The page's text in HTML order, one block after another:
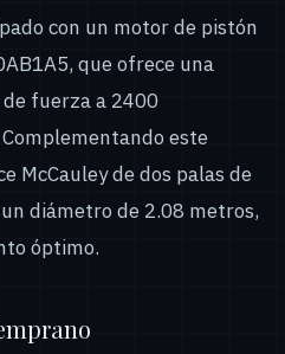
con un motor de pistón
que ofrece una
fuerza a 2400
este
McCauley de dos palas de
diámetro de 2.08 metros,
óptimo.